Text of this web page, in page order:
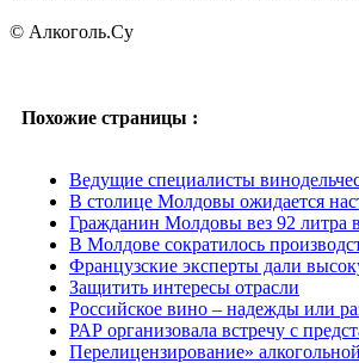
© Алкоголь.Су
Похожие страницы :
Ведущие специалисты
В столице Молдовы ожидается
Гражданин Молдовы вез 92 литра
В Молдове сократилось
Французские эксперты дали
Защитить интересы отрасли
Российское вино – надежды или
РАР организовала встречу с
Перелицензирование»